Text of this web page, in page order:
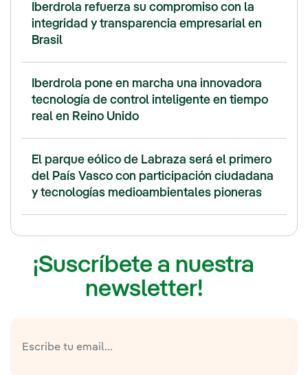
Iberdrola refuerza su compromiso con la
integridad y transparencia empresarial en
Brasil
Iberdrola pone en marcha una innovadora
tecnología de control inteligente en tiempo
real en Reino Unido
El parque eólico de Labraza será el primero
del País Vasco con participación ciudadana
y tecnologías medioambientales pioneras
¡Suscríbete a nuestra
newsletter!